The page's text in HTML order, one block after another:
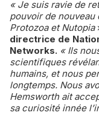
« Je suis ravie de
pouvoir de
Protozoa et Nutopia
directrice de
Networks. « Ils
scientifiques
humains, et nous
longtemps. Nous
Hemsworth ait
sa curiosité innée